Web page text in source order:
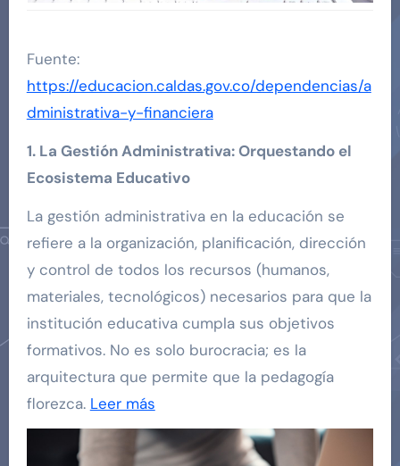
Fuente:
https://educacion.caldas.gov.co/dependencias/a
dministrativa-y-financiera
1. La Gestión Administrativa: Orquestando el
Ecosistema Educativo
La gestión administrativa en la educación se
refiere a la organización, planificación, dirección
y control de todos los recursos (humanos,
materiales, tecnológicos) necesarios para que la
institución educativa cumpla sus objetivos
formativos. No es solo burocracia; es la
arquitectura que permite que la pedagogía
florezca. Leer más